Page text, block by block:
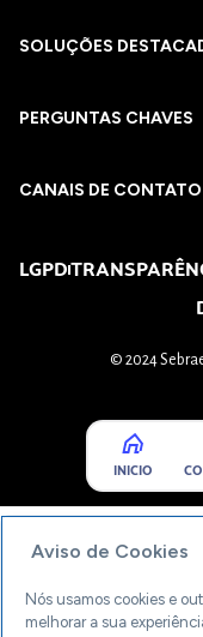
SOLUÇÕES
PERGUNTAS CHAVES​
CANAIS DE CONTATO
LGPD
© 2024
INICIO
Aviso de Cookies
Nós usamos cookies e
melhorar a sua